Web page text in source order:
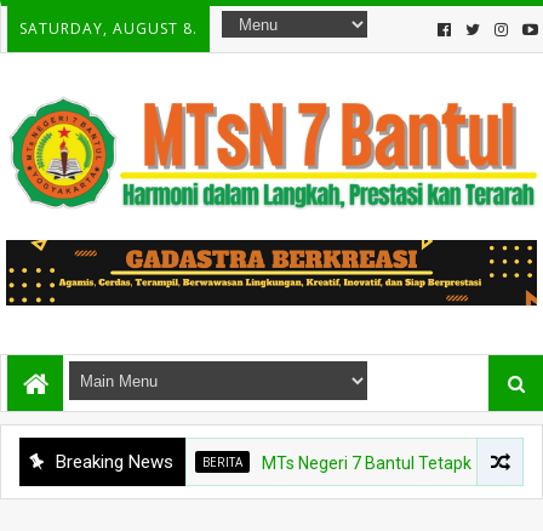
SATURDAY, AUGUST 8.
Breaking News
BERITA MTs Negeri 7 Bantul Tetapkan Tiga Agen